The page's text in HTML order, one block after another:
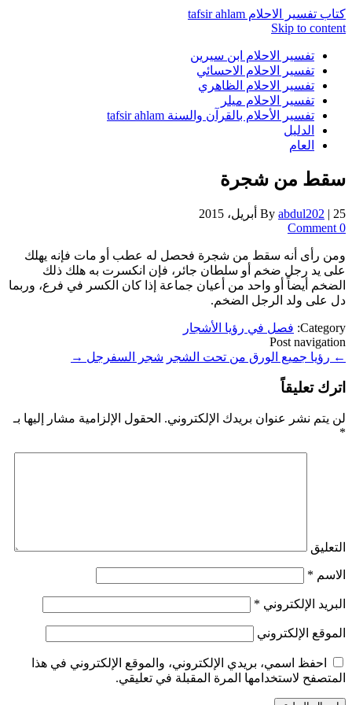
كتاب تفسير الاحلام tafsir ahlam
Skip to content
تفسير الاحلام ابن سيرين
تفسير الاحلام الاحسائي
تفسير الاحلام الظاهري
تفسير الاحلام ميلر
تفسير الأحلام بالقرآن والسنة tafsir ahlam
الدليل
العام
سقط من شجرة
By abdul202 | 25 أبريل، 2015
0 Comment
ومن رأى أنه سقط من شجرة فحصل له عطب أو مات فإنه يهلك
على يد رجل ضخم أو سلطان جائر، فإن انكسرت به هلك ذلك
الضخم أيضاً أو واحد من أعيان جماعة إذا كان الكسر في فرع، وربما
دل على ولد الرجل الضخم.
Category: فصل في رؤيا الأشجار
Post navigation
← رؤيا جميع الورق من تحت الشجر شجر السفرجل →
اترك تعليقاً
لن يتم نشر عنوان بريدك الإلكتروني. الحقول الإلزامية مشار إليها بـ
*
التعليق
الاسم *
البريد الإلكتروني *
الموقع الإلكتروني
احفظ اسمي، بريدي الإلكتروني، والموقع الإلكتروني في هذا
المتصفح لاستخدامها المرة المقبلة في تعليقي.